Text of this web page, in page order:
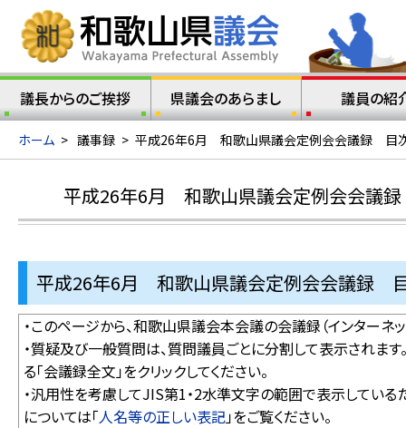
議長からのご挨拶 県議会のあらまし 議員の紹
ホーム > 議事録 > 平成26年6月 和歌山県議会定例会会議録 目
平成26年6月 和歌山県議会定例会会議
平成26年6月 和歌山県議会定例会会議録
・このページから、和歌山県議会本会議の会議録（インターネ
・質疑及び一般質問は、質問議員ごとに分割して表示されま
る「会議録全文」をクリックしてください。
・汎用性を考慮してJIS第1・2水準文字の範囲で表示してい
については「人名等の正しい表記」をご覧ください。